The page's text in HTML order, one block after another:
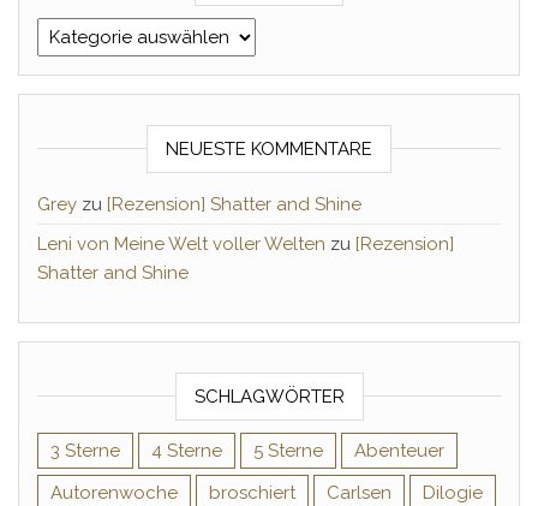
Kategorien
NEUESTE KOMMENTARE
Grey zu [Rezension] Shatter and Shine
Leni von Meine Welt voller Welten zu [Rezension]
Shatter and Shine
SCHLAGWÖRTER
3 Sterne 4 Sterne 5 Sterne
Abenteuer
Autorenwoche
broschiert Carlsen
Dilogie